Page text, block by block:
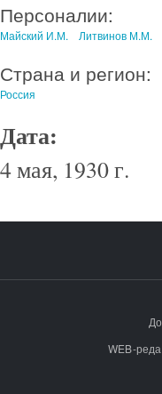
Персоналии:
Майский И.М. Литвинов М.М.
Страна и регион:
Россия
Дата:
4 мая, 1930 г.
WEB-